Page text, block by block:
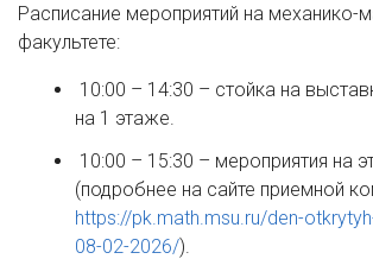
Расписание мероприятий на механико-
факультете:
10:00 – 14:30 – стойка на
на 1 этаже.
10:00 – 15:30 – мероприятия на
(подробнее на сайте приемной
https://pk.math.msu.ru/den-
08-02-2026/).